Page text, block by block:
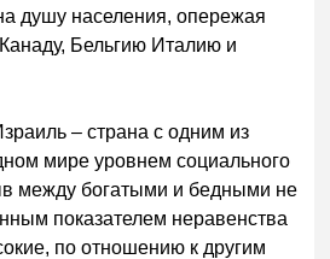
душу населения, опережая
Бельгию Италию и
– страна с одним из
мире уровнем социального
между богатыми и бедными не
показателем неравенства
по отношению к другим